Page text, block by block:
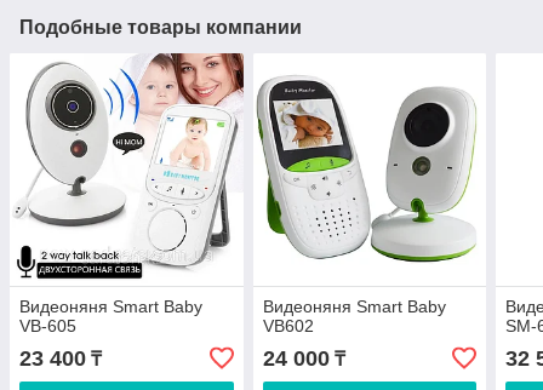
Подобные товары компании
Видеоняня Smart Baby
VB-605
23 400 ₸
Видеоняня Smart Baby
VB602
24 000₸
SM-
32